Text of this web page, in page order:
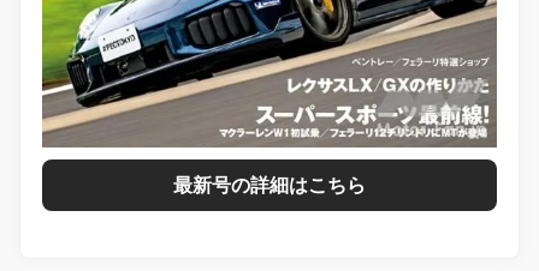
最新号の詳細はこちら